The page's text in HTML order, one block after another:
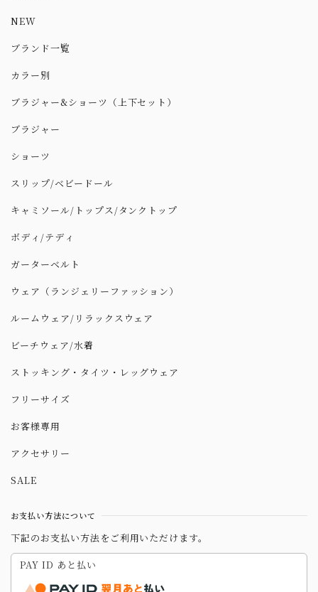
NEW
ブランド一覧
カラー別
ブラジャー&ショーツ（上下セット）
ブラジャー
ショーツ
スリップ/ベビードール
キャミソール/トップス/タンクトップ
ボディ/テディ
ガーターベルト
ウェア（ランジェリーファッション）
ルームウェア/リラックスウェア
ビーチウェア/水着
ストッキング・タイツ・レッグウェア
フリーサイズ
お客様専用
アクセサリー
SALE
お支払い方法について
下記のお支払い方法をご利用いただけます。
PAY ID あと払い